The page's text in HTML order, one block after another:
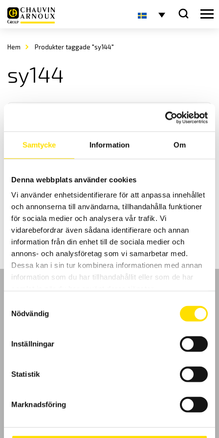
Samtycke Information Om
Denna webbplats använder cookies
Vi använder enhetsidentifierare för att anpassa innehållet
och annonserna till användarna, tillhandahålla funktioner
för sociala medier och analysera vår trafik. Vi
vidarebefordrar även sådana identifierare och annan
information från din enhet till de sociala medier och
annons- och analysföretag som vi samarbetar med.
Dessa kan i sin tur kombinera informationen med annan
information som du har tillhandahållit eller som de har
Nödvändig
Inställningar
Statistik
Marknadsföring
Hem Produkter taggade "sy144"
sy144
Analoga panelinstrument
Vi levererar analoga panelinstrument i storlek enligt DIN-norm,
både enstaka samt i större antal för ert projekt.
LÄS MER